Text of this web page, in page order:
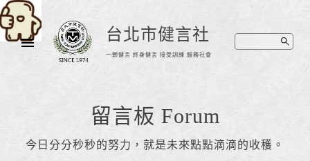
台北市健言社
一朝健言 終身健言 接受訓練 服務社會
留言板 Forum
今日分分秒秒的努力，就是未來點點滴滴的收穫。